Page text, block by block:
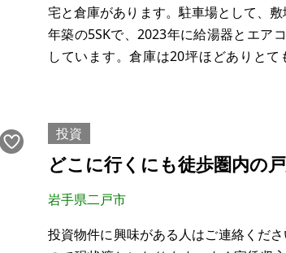
宅と倉庫があります。駐車場として、
年築の5SKで、2023年に給湯器とエア
しています。倉庫は20坪ほどありと
投資
どこに行くにも徒歩圏内の
岩手県二戸市
投資物件に興味がある人はご連絡くだ